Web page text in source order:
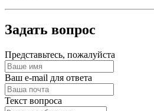
Задать вопрос
Представьтесь, пожалуйста
Ваш e-mail для ответа
Текст вопроса